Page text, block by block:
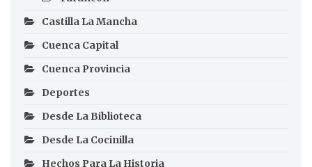
Castilla La Mancha
Cuenca Capital
Cuenca Provincia
Deportes
Desde La Biblioteca
Desde La Cocinilla
Hechos Para La Historia